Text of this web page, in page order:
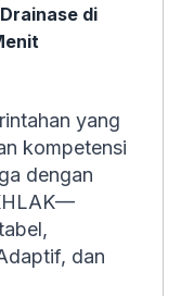
di
yang
kompetensi
dengan
dan